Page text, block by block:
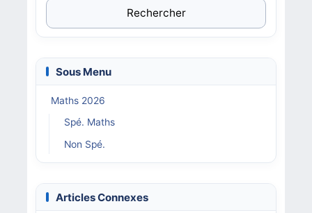
Rechercher
Sous Menu
Maths 2026
Spé. Maths
Non Spé.
Articles Connexes